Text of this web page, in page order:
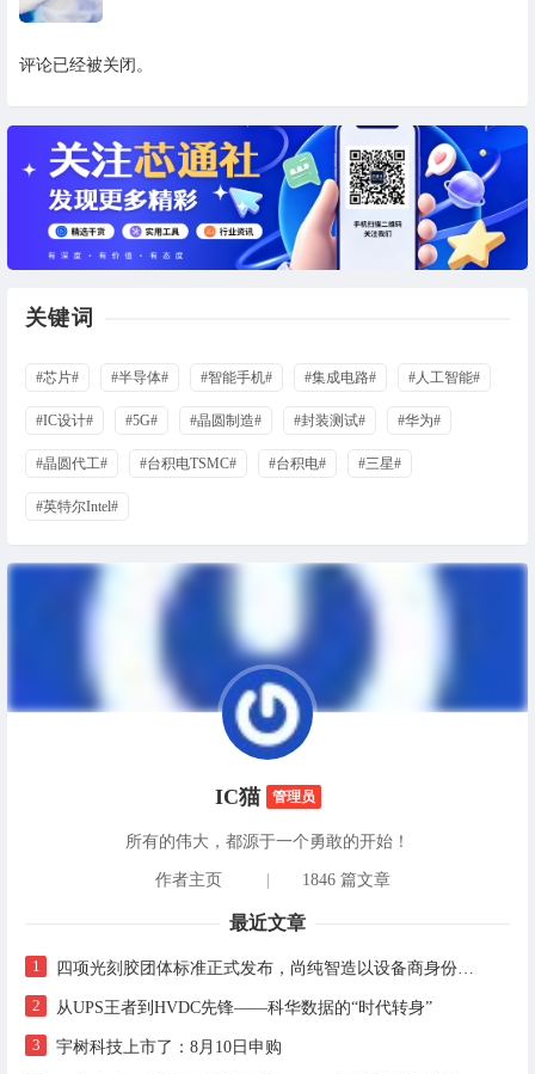
评论已经被关闭。
关键词
#芯片# #半导体# #智能手机# #集成电路# #人工智能#
#IC设计# #5G# #晶圆制造# #封装测试# #华为#
#晶圆代工# #台积电TSMC# #台积电# #三星#
#英特尔Intel#
IC猫 管理员
所有的伟大，都源于一个勇敢的开始！
作者主页 1846 篇文章
最近文章
1 四项光刻胶团体标准正式发布，尚纯智造以设备商身份跻身标准起草席
2 从UPS王者到HVDC先锋——科华数据的“时代转身”
3 宇树科技上市了：8月10日申购